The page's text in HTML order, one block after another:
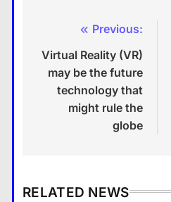
navigation
Previous:
Virtual Reality (VR)
may be the future
technology that
might rule the
globe
RELATED NEWS